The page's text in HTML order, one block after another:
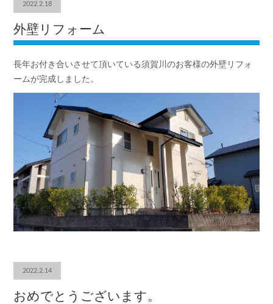
2022.2.18
外壁リフォーム
長年お付き合いさせて頂いている須賀川のお客様の外壁リフォ
ームが完成しました。
2022.2.14
おめでとうございます。